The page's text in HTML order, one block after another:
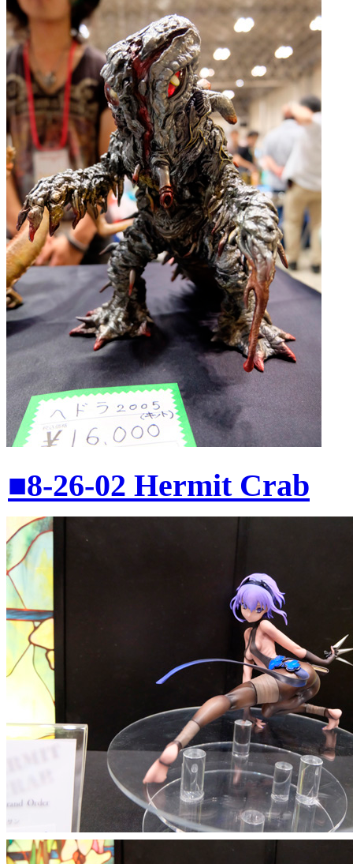
■8-26-02 Hermit Crab